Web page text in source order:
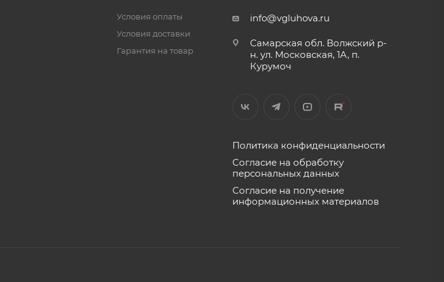
Условия оплаты
Условия доставки
Гарантия на товар
info@vgluhova.ru
Самарская обл. Волжский р-
н. ул. Московская, 1А, п.
Курумоч
Политика конфиденциальности
Согласие на обработку
персональных данных
Согласие на получение
информационных материалов